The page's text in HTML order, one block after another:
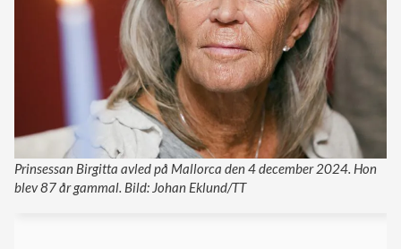
Prinsessan Birgitta avled på Mallorca den 4 december 2024. Hon
blev 87 år gammal. Bild: Johan Eklund/TT